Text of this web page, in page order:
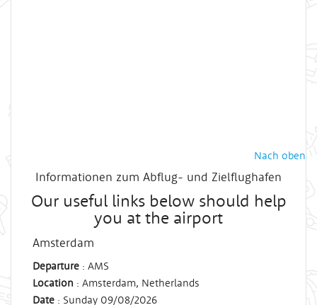
Nach oben
Informationen zum Abflug- und Zielflughafen
Our useful links below should help
you at the airport
Amsterdam
Departure : AMS
Location : Amsterdam, Netherlands
Date : Sunday 09/08/2026